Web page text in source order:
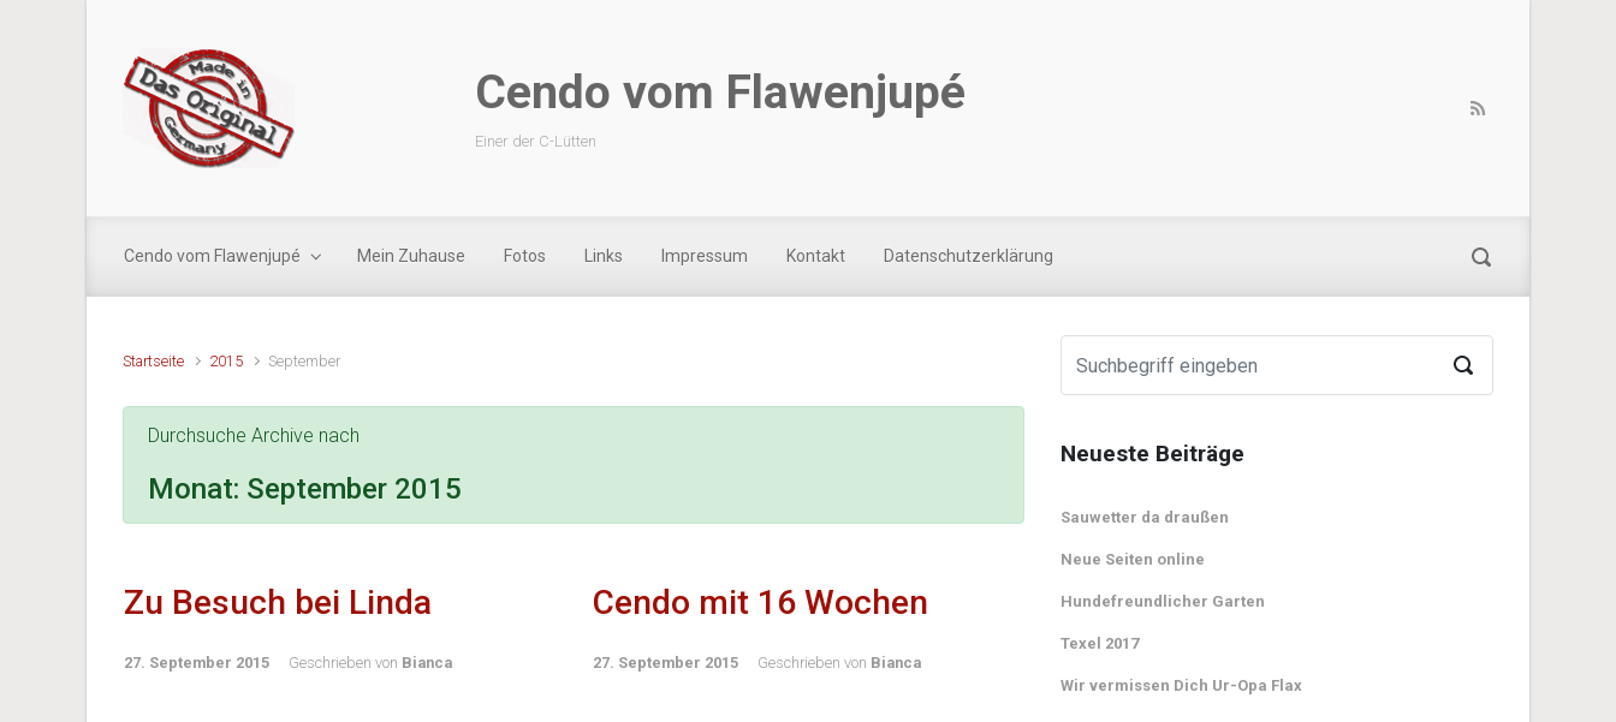
Cendo vom Flawenjupé
Einer der C-Lütten
Cendo vom Flawenjupé Mein Zuhause Fotos Links Impressum Kontakt Datenschutzerklärung
Startseite 2015 September
Durchsuche Archive nach
Monat: September 2015
Zu Besuch bei Linda
27. September 2015 Geschrieben von Bianca
Cendo mit 16 Wochen
27. September 2015 Geschrieben von Bianca
Neueste Beiträge
Sauwetter da draußen
Neue Seiten online
Hundefreundlicher Garten
Texel 2017
Wir vermissen Dich Ur-Opa Flax